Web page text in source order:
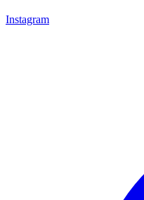
Instagram